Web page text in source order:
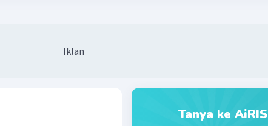
Iklan
Tanya ke AiRIS